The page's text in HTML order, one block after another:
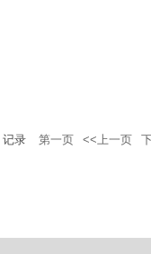
记录 第一页 <<上一页